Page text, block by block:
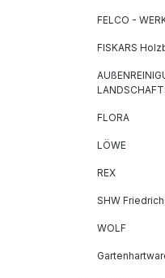
FELCO -
FISKARS
FLORA
LÖWE
REX
SHW
WOLF